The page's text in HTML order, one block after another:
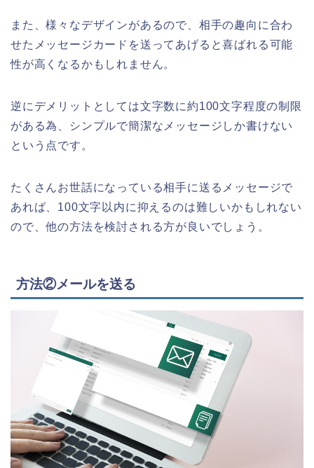
また、様々なデザインがあるので、相手の趣向に合わ
せたメッセージカードを送ってあげると喜ばれる可能
性が高くなるかもしれません。
逆にデメリットとしては文字数に約100文字程度の制限
がある為、シンプルで簡潔なメッセージしか書けない
という点です。
たくさんお世話になっている相手に送るメッセージで
あれば、100文字以内に抑えるのは難しいかもしれない
ので、他の方法を検討される方が良いでしょう。
方法②メールを送る